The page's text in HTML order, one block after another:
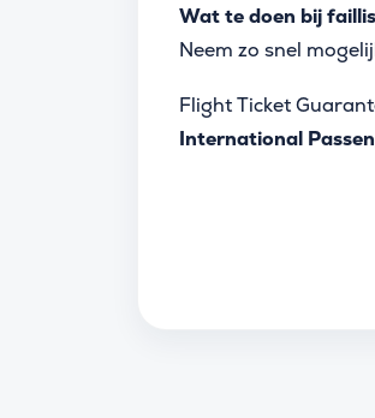
Wat te doen bij
Neem zo snel
Flight Ticket
International